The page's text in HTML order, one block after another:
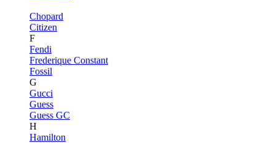
Chopard
Citizen
F
Fendi
Frederique Constant
Fossil
G
Gucci
Guess
Guess GC
H
Hamilton